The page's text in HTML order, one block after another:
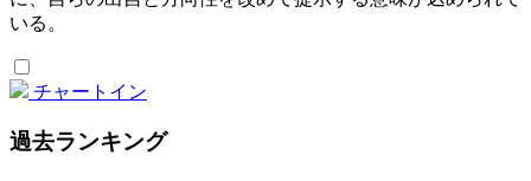
いる。
チャートイン
過去ランキング